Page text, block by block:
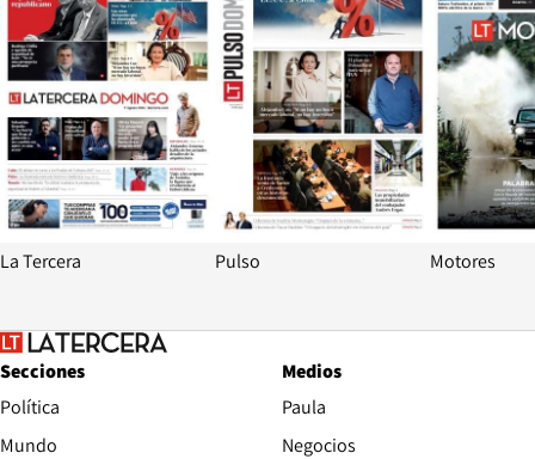
La Tercera Pulso Motores
Secciones
Política
Mundo
Medios
Paula
Negocios